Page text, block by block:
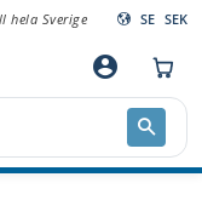
hela Sverige SE SEK
account_circle